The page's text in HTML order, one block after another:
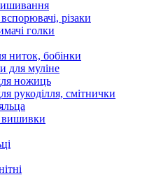
різаки
голки
ниток, бобінки
для муліне
ножиць
рукоділля, смітнички
вишивки